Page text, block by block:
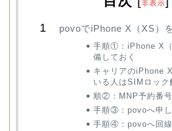
非表示
povoでiPhone X（XS）
手順①：iPhone X
備しておく
キャリアのiPhone
いる人はSIMロック
順②：MNP予約番
手順③：povoへ申
手順④：povoへ回